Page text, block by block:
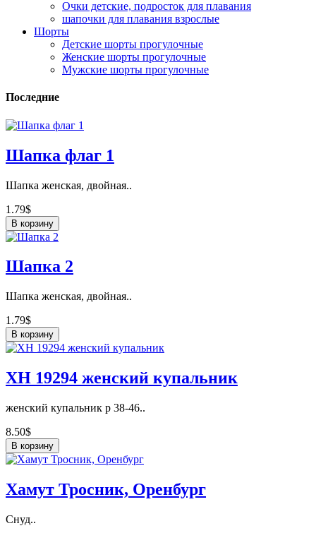
Очки детские, подросток для плавания
шапочки для плавания взрослые
Шорты
Детские шорты прогулочные
Женские шорты прогулочные
Мужские шорты прогулочные
Последние
Шапка флаг 1
Шапка женская, двойная..
1.79$
В корзину
Шапка 2
Шапка женская, двойная..
1.79$
В корзину
ХН 19294 женский купальник
женский купальник р 38-46..
8.50$
В корзину
Хамут Тросник, Оренбург
Снуд..